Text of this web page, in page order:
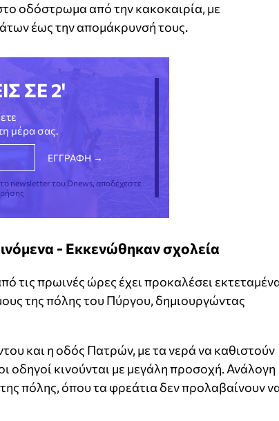
οδόστρωμα από την κακοκαιρία, με
έως την απομάκρυνσή τους.
ΣΕ 2'
μέρα σας.
newsletter του Dnews, αποδέχεστε
- Εκκενώθηκαν σχολεία
τις πρωινές ώρες έχει προκαλέσει
της πόλης του Πύργου, δημιουργώντας
και η οδός Πατρών, με τα νερά να καθιστούν
οδηγοί κινούνται με μεγάλη προσοχή. Ανάλογη
πόλης, όπου τα φρεάτια δεν προλαβαίνουν